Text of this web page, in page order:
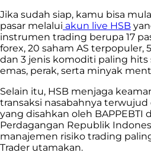
Jika sudah siap, kamu bisa
pasar melalui akun live HSB
instrumen trading berupa 17
forex, 20 saham AS terpopuler,
dan 3 jenis komoditi paling
emas, perak, serta minyak
Selain itu, HSB menjaga
transaksi nasabahnya
yang disahkan oleh BAPPEBTI
Perdagangan Republik
manajemen risiko trading
Trader utamakan.